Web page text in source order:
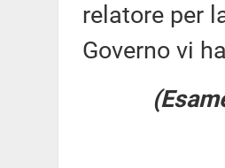
relatore per
Governo vi